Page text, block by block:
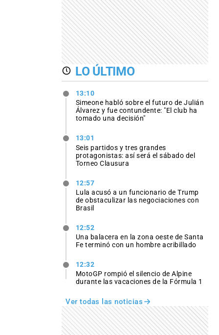
LO ÚLTIMO
13:10
Simeone habló sobre el futuro de Julián
Álvarez y fue contundente: "El club ha
tomado una decisión"
13:01
Seis partidos y tres grandes
protagonistas: así será el sábado del
Torneo Clausura
12:57
Lula acusó a un funcionario de Trump
de obstaculizar las negociaciones con
Brasil
12:52
Una balacera en la zona oeste de Santa
Fe terminó con un hombre acribillado
12:32
MotoGP rompió el silencio de Alpine
durante las vacaciones de la Fórmula 1
Ver todas las noticias